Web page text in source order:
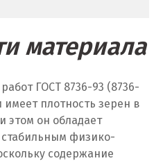
материала
ГОСТ 8736-93 (8736-
плотность зерен в
этом он обладает
стабильным физико-
содержание